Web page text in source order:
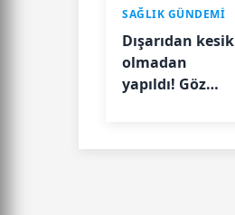
SAĞLIK GÜNDEMİ
Dışarıdan kesik
olmadan
yapıldı! Göz